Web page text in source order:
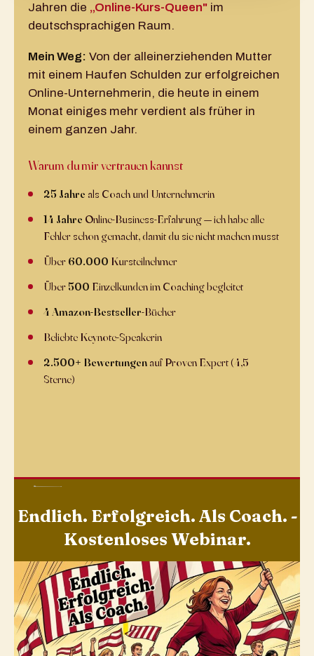
Jahren die „Online-Kurs-Queen" im
deutschsprachigen Raum.
Mein Weg: Von der alleinerziehenden Mutter
mit einem Haufen Schulden zur erfolgreichen
Online-Unternehmerin, die heute in einem
Monat einiges mehr verdient als früher in
einem ganzen Jahr.
Warum du mir vertrauen kannst
25 Jahre als Coach und Unternehmerin
14 Jahre Online-Business-Erfahrung — ich habe alle
Fehler schon gemacht, damit du sie nicht machen musst
Über 60.000 Kursteilnehmer
Über 500 Einzelkunden im Coaching begleitet
4 Amazon-Bestseller-Bücher
Beliebte Keynote-Speakerin
2.500+ Bewertungen auf Proven Expert (4,5+
Sterne)
Endlich. Erfolgreich. Als Coach. -
Kostenloses Webinar.